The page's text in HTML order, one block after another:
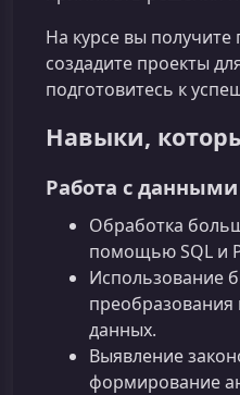
На курсе вы получите
создадите проекты
подготовитесь к
Навыки,
Работа с
Обработка
помощью SQL и
Использование
преобразования
данных.
Выявление
формирование